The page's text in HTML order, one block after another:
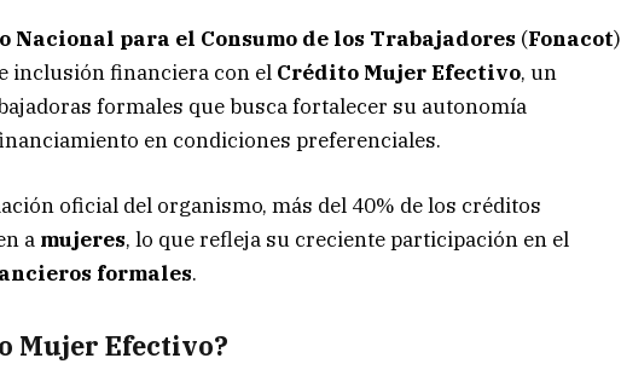
Nacional para el Consumo de los Trabajadores (Fonacot)
inclusión financiera con el Crédito Mujer Efectivo, un
formales que busca fortalecer su autonomía
en condiciones preferenciales.
oficial del organismo, más del 40% de los créditos
a mujeres, lo que refleja su creciente participación en el
formales.
Mujer Efectivo?